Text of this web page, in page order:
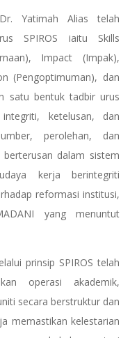
Yatimah Alias telah
SPIROS iaitu Skills
Impact (Impak),
(Pengoptimuman), dan
satu bentuk tadbir urus
ketelusan, dan
perolehan, dan
berterusan dalam sistem
kerja berintegriti
reformasi institusi,
yang menuntut
prinsip SPIROS telah
operasi akademik,
secara berstruktur dan
memastikan kelestarian